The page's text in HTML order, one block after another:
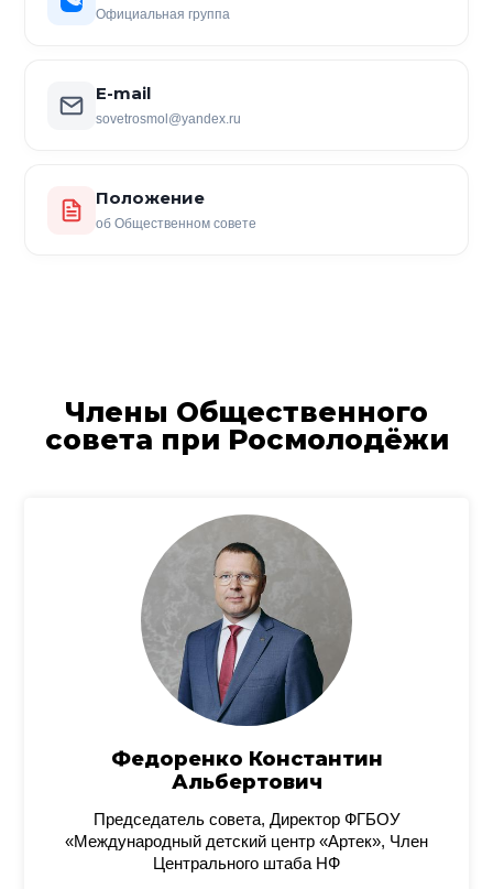
Официальная группа
E-mail
sovetrosmol@yandex.ru
Положение
об Общественном совете
Члены Общественного
совета при Росмолодёжи
Федоренко Константин
Альбертович
Председатель совета, Директор ФГБОУ
«Международный детский центр «Артек», Член
Центрального штаба НФ